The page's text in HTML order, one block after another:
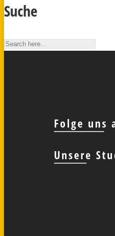
Suche
Folge uns
Unsere